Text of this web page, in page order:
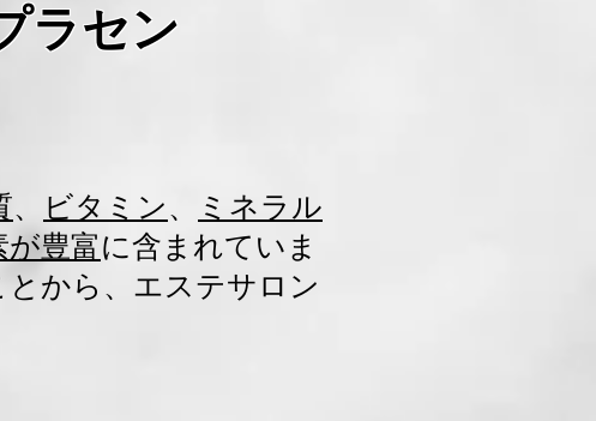
ラセン
、 ビタミン、
ミネラル
豊富に含まれていま
から、エステサロン